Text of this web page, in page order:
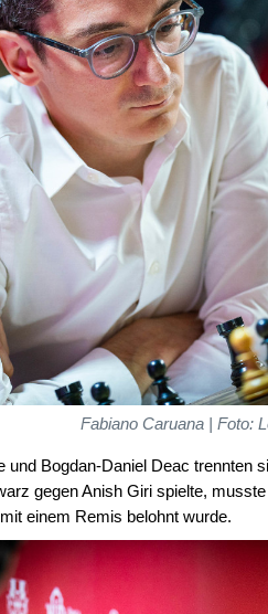
Fabiano Caruana | Foto:
und Bogdan-Daniel Deac trennten
gegen Anish Giri spielte,
einem Remis belohnt wurde.